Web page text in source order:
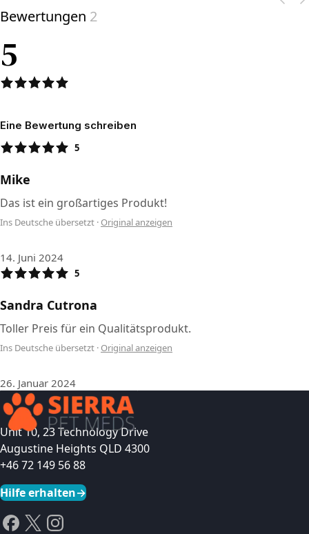
Bewertungen 2
5
Eine Bewertung schreiben
5
Mike
Das ist ein großartiges Produkt!
Ins Deutsche übersetzt · Original anzeigen
14. Juni 2024
5
Sandra Cutrona
Toller Preis für ein Qualitätsprodukt.
Ins Deutsche übersetzt · Original anzeigen
26. Januar 2024
Unit 10, 23 Technology Drive
Augustine Heights QLD 4300
+46 72 149 56 88
Hilfe erhalten→